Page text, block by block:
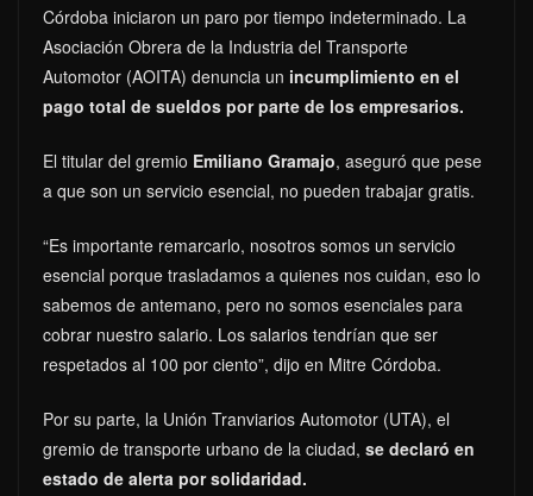
Córdoba iniciaron un paro por tiempo indeterminado. La
Asociación Obrera de la Industria del Transporte
Automotor (AOITA) denuncia un incumplimiento en el
pago total de sueldos por parte de los empresarios.
El titular del gremio Emiliano Gramajo, aseguró que pese
a que son un servicio esencial, no pueden trabajar gratis.
“Es importante remarcarlo, nosotros somos un servicio
esencial porque trasladamos a quienes nos cuidan, eso lo
sabemos de antemano, pero no somos esenciales para
cobrar nuestro salario. Los salarios tendrían que ser
respetados al 100 por ciento”, dijo en Mitre Córdoba.
Por su parte, la Unión Tranviarios Automotor (UTA), el
gremio de transporte urbano de la ciudad, se declaró en
estado de alerta por solidaridad.